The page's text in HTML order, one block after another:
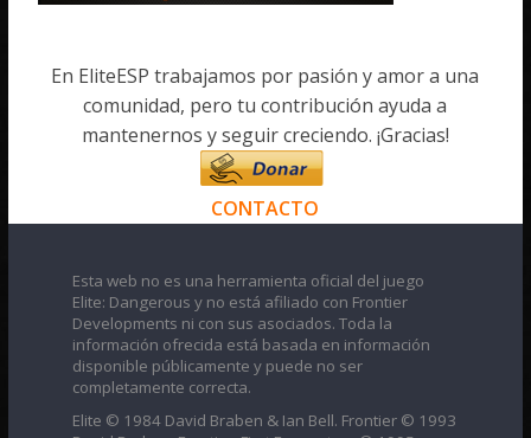
En EliteESP trabajamos por pasión y amor a una
comunidad, pero tu contribución ayuda a
mantenernos y seguir creciendo. ¡Gracias!
CONTACTO
Esta web no es una herramienta oficial del juego
Elite: Dangerous y no está afiliado con Frontier
Developments ni con sus asociados. Toda la
información ofrecida está basada en información
disponible públicamente y puede no ser
completamente correcta.
Elite © 1984 David Braben & Ian Bell. Frontier © 1993